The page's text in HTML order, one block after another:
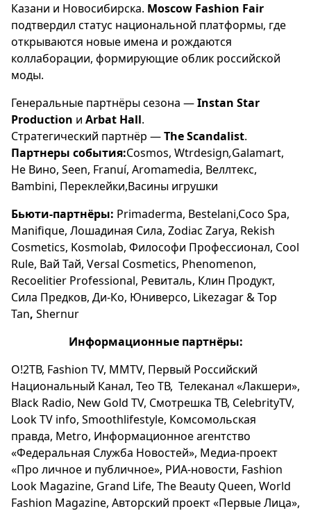
Казани и Новосибирска. Moscow Fashion Fair
подтвердил статус национальной платформы, где
открываются новые имена и рождаются
коллаборации, формирующие облик российской
моды.
Генеральные партнёры сезона —Instan Star
Production и Arbat Hall.
Стратегический партнёр —The Scandalist.
Партнеры события:Cosmos, Wtrdesign,Galamart,
Не Вино, Seen, Franuí, Aromamedia, Веллтекс,
Bambini, Переклейки,Васины игрушки
Бьюти-партнёры: Primaderma, Bestelani,Coco Spa,
Manifique, Лошадиная Сила, Zodiac Zarya, Rekish
Cosmetics, Kosmolab, Философи Профессионал, Cool
Rule, Вай Тай, Versal Cosmetics, Phenomenon,
Recoelitier Professional, Ревиталь, Клин Продукт,
Сила Предков, Ди-Ко, Юниверсо, Likezagar & Top
Tan, Shernur
Информационные партнёры:
О!2ТВ, Fashion TV, MMTV, Первый Российский
Национальный Канал, Тео ТВ, Телеканал «Лакшери»,
Black Radio, New Gold TV, Смотрешка ТВ, CelebrityTV,
Look TV info, Smoothlifestyle, Комсомольская
правда, Metro, Информационное агентство
«Федеральная Служба Новостей», Медиа-проект
«Про личное и публичное», РИА-новости, Fashion
Look Magazine, Grand Life, The Beauty Queen, World
Fashion Magazine, Авторский проект «Первые Лица»,